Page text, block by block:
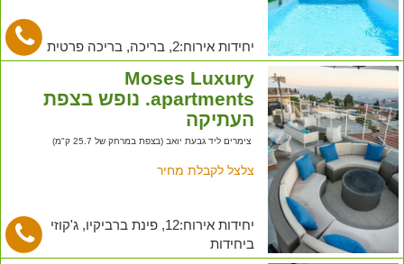
יחידות אירוח:2, בריכה, בריכה פרטית
Moses Luxury
apartments. נופש בצפת
העתיקה
צימרים ליד גבעת יואב (בצפת במרחק של 25.7 ק"מ)
צלצל לקבלת מחיר
יחידות אירוח:12, פינת ברביקיו, ג'קוזי
ביחידות